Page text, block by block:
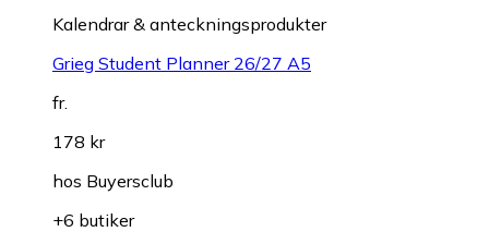
Kalendrar & anteckningsprodukter
Grieg Student Planner 26/27 A5
fr.
178 kr
hos Buyersclub
+6 butiker